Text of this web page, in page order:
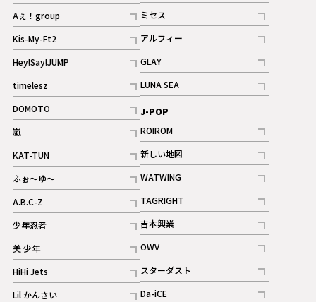
記事
Aぇ！group
記事
Kis-My-Ft2
記事
ギャラリー
Hey!Say!JUMP
記事
timelesz
記事
DOMOTO
記事
嵐
記事
KAT-TUN
記事
ふぉ～ゆ～
記事
A.B.C-Z
記事
ギャラリー
少年忍者
記事
美 少年
記事
HiHi Jets
記事
Lil かんさい
記事
ミセス
記事
アルフィー
記事
GLAY
記事
LUNA SEA
記事
J-POP
ROIROM
記事
新しい地図
記事
WATWING
記事
TAGRIGHT
記事
吉本興業
記事
OWV
記事
ギャラリー
スターダスト
記事
Da-iCE